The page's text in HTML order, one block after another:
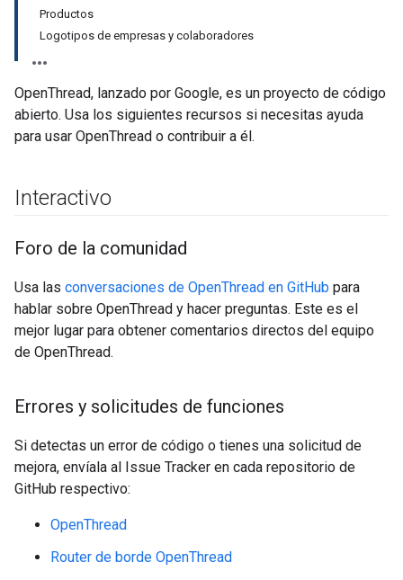
Productos
Logotipos de empresas y colaboradores
OpenThread, lanzado por Google, es un proyecto de código
abierto. Usa los siguientes recursos si necesitas ayuda
para usar OpenThread o contribuir a él.
Interactivo
Foro de la comunidad
Usa las conversaciones de OpenThread en GitHub para
hablar sobre OpenThread y hacer preguntas. Este es el
mejor lugar para obtener comentarios directos del equipo
de OpenThread.
Errores y solicitudes de funciones
Si detectas un error de código o tienes una solicitud de
mejora, envíala al Issue Tracker en cada repositorio de
GitHub respectivo:
OpenThread
Router de borde OpenThread